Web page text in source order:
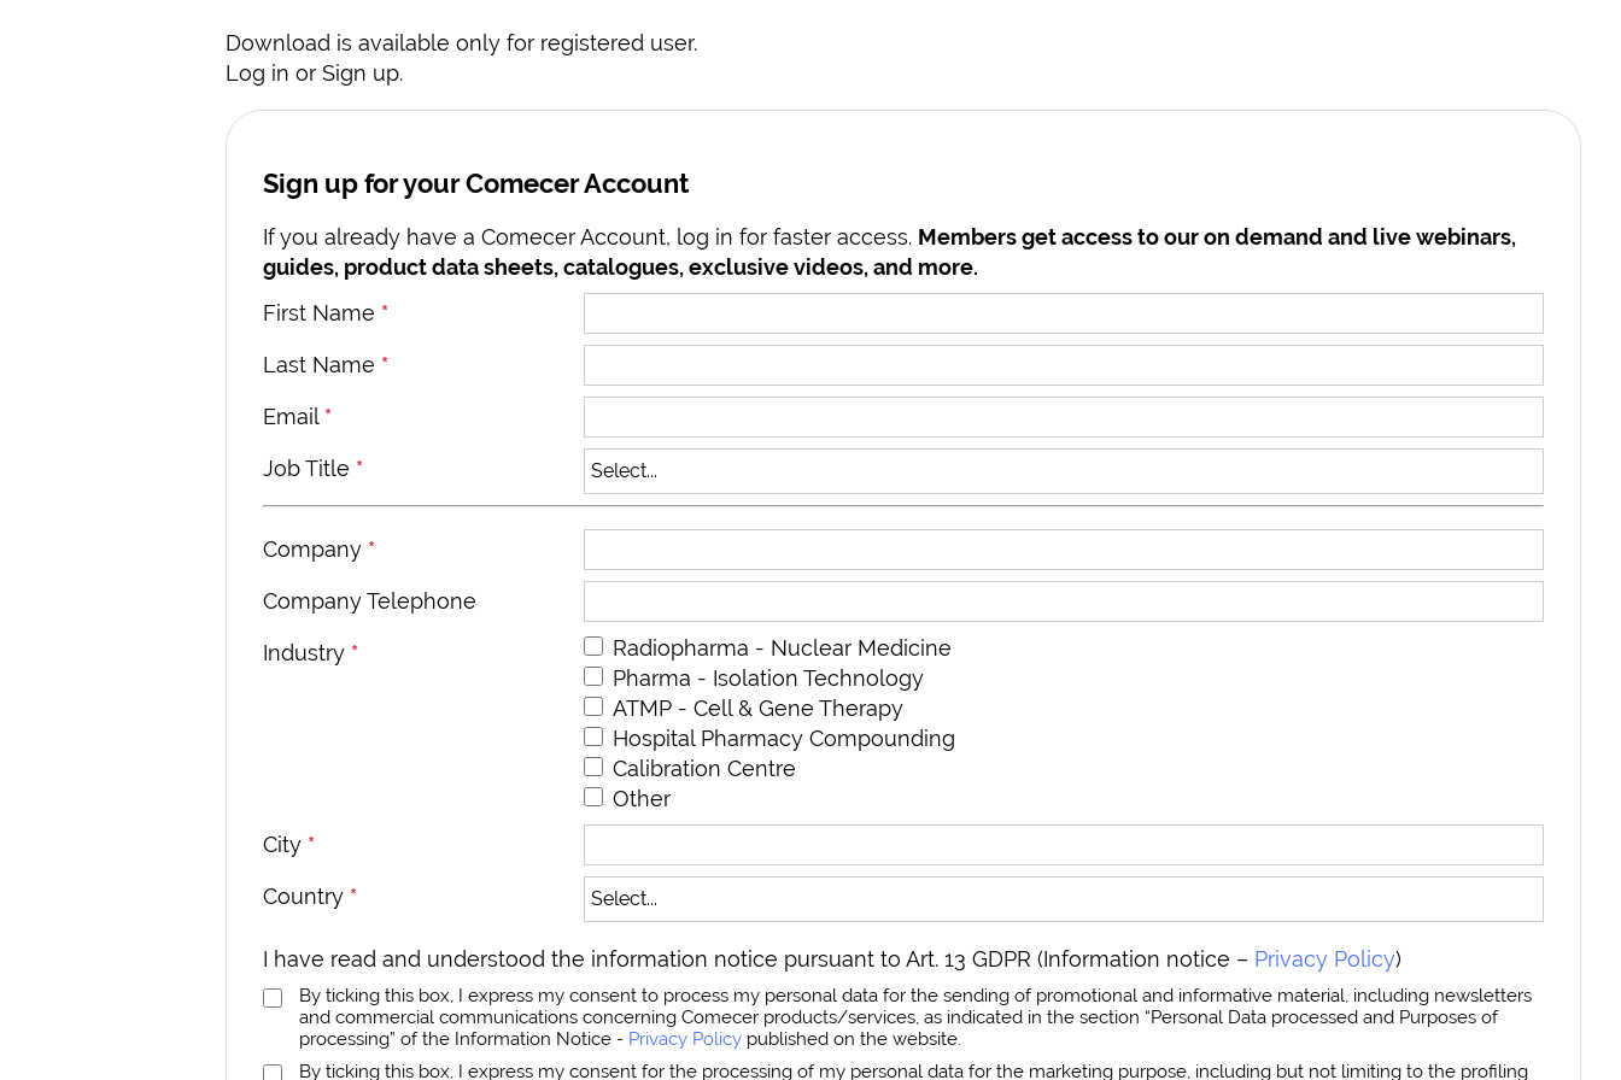
Download is available only for registered user.
Log in or Sign up.
Sign up for your Comecer Account
If you already have a Comecer Account, log in for faster access. Members get access to our on demand and live webinars,
guides, product data sheets, catalogues, exclusive videos, and more.
First Name *
Last Name *
Email *
Job Title *
Company *
Company Telephone
Industry *
Radiopharma - Nuclear Medicine
Pharma - Isolation Technology
ATMP - Cell & Gene Therapy
Hospital Pharmacy Compounding
Calibration Centre
Other
City *
Country *
I have read and understood the information notice pursuant to Art. 13 GDPR (Information notice – Privacy Policy)
By ticking this box, I express my consent to process my personal data for the sending of promotional and informative material, including newsletters
and commercial communications concerning Comecer products/services, as indicated in the section “Personal Data processed and Purposes of
processing” of the Information Notice - Privacy Policy published on the website.
By ticking this box, I express my consent for the processing of my personal data for the marketing purpose, including but not limiting to the profiling